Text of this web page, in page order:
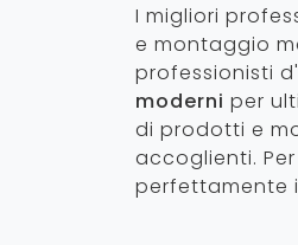
I migliori
e montaggio
professionisti
moderni per
di prodotti e
accoglienti.
perfettamente